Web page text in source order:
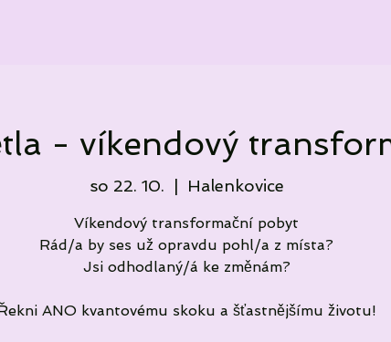
- víkendový
so 22. 10. Halenkovice
Víkendový transformační pobyt
Rád/a by ses už opravdu pohl/a z místa?
Jsi odhodlaný/á ke změnám?